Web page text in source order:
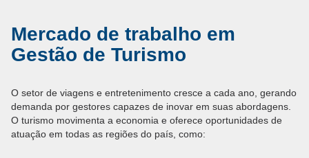
Mercado de trabalho em
Gestão de Turismo
O setor de viagens e entretenimento cresce a cada ano, gerando
demanda por gestores capazes de inovar em suas abordagens.
O turismo movimenta a economia e oferece oportunidades de
atuação em todas as regiões do país, como: